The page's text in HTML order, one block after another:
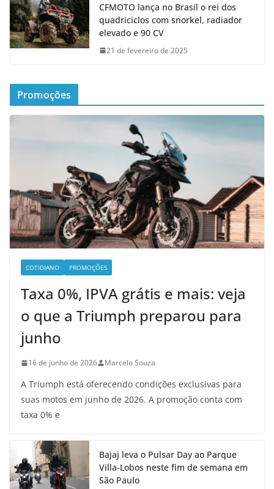
CFMOTO lança no Brasil o rei dos
quadriciclos com snorkel, radiador
elevado e 90 CV
21 de fevereiro de 2025
Promoções
COTIDIANO PROMOÇÕES
Taxa 0%, IPVA grátis e mais: veja
o que a Triumph preparou para
junho
16 de junho de 2026 Marcelo Souza
A Triumph está oferecendo condições exclusivas para
suas motos em junho de 2026. A promoção conta com
taxa 0% e
Bajaj leva o Pulsar Day ao Parque
Villa-Lobos neste fim de semana em
São Paulo